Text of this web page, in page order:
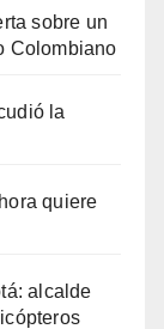
sobre un
Colombiano
la
quiere
alcalde